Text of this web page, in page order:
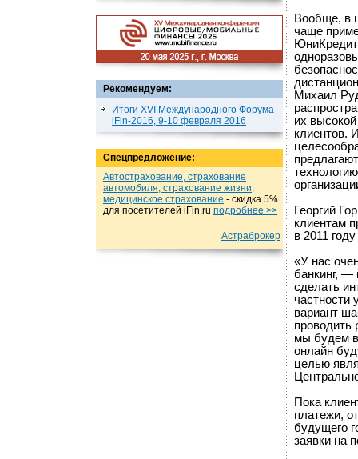
Рекомендуем:
Итоги XVI Международного Форума
iFin-2016, 9-10 февраля 2016
Спецпредложение:
Автострахование, страхование
автомобиля, страхование жизни,
медицинское страхование - cкидка 5%
для посетителей iFin.ru подробнеe >>
Астраброкер
Вообще, в
чаще
Михаил
их
клиентов.
Георгий
клиентам
в 2011
«У нас
банкинг,
сделать
частности
вариант
проводить
мы будем
онлайн
целью
Пока
платежи,
будущего
заявки на